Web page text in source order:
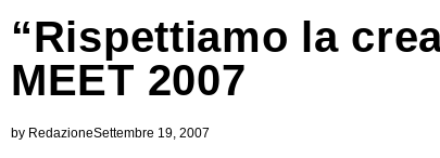
“Rispettiamo la
MEET 2007
by RedazioneSettembre 19, 2007